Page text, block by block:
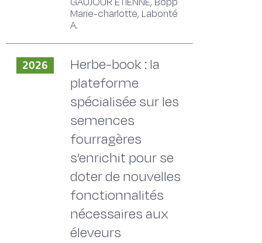
Marie-charlotte, Labonté
A.
2026
Herbe-book : la
plateforme
spécialisée sur les
semences
fourragères
s’enrichit pour se
doter de nouvelles
fonctionnalités
nécessaires aux
éleveurs